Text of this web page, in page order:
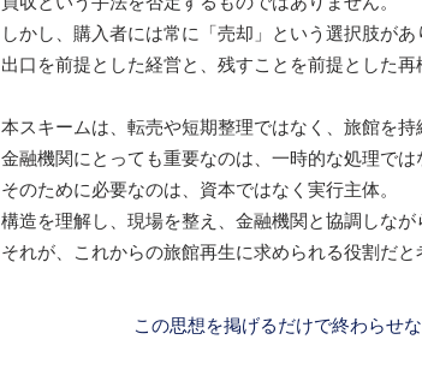
しかし、購入者には常に「売却」という選択肢があ
出口を前提とした経営と、残すことを前提とした再
本スキームは、転売や短期整理ではなく、旅館を
金融機関にとっても重要なのは、一時的な処理では
そのために必要なのは、資本ではなく実行主体。
構造を理解し、現場を整え、金融機関と協調しなが
それが、これからの旅館再生に求められる役割だと
この思想を掲げるだけで終わらせ